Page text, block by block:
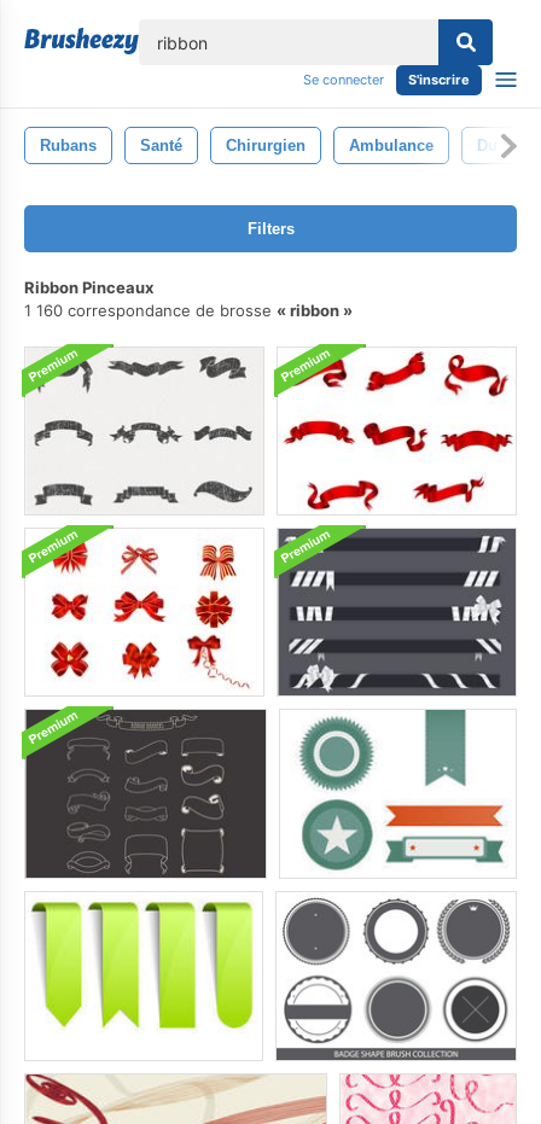
Se connecter S'inscrire
Rubans Santé Chirurgien Ambulance Du Sang
Filters
Ribbon Pinceaux
1 160 correspondance de brosse
ribbon